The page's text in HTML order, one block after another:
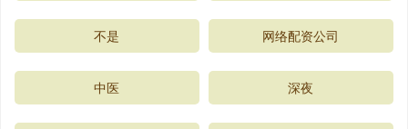
不是 网络配资公司
中医 深夜